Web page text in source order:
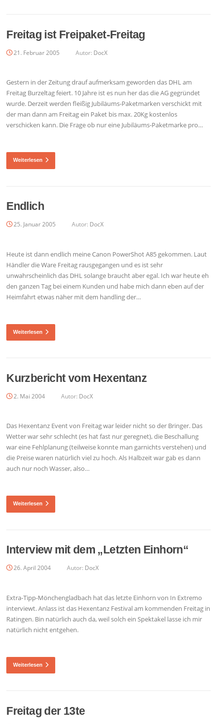
Freitag ist Freipaket-Freitag
21. Februar 2005 Autor: DocX
Gestern in der Zeitung drauf aufmerksam geworden das DHL am
Freitag Burzeltag feiert. 10 Jahre ist es nun her das die AG gegründet
wurde. Derzeit werden fleißig Jubiläums-Paketmarken verschickt mit
der man dann am Freitag ein Paket bis max. 20Kg kostenlos
verschicken kann. Die Frage ob nur eine Jubiläums-Paketmarke pro…
Weiterlesen
Endlich
25. Januar 2005 Autor: DocX
Heute ist dann endlich meine Canon PowerShot A85 gekommen. Laut
Händler die Ware Freitag rausgegangen und es ist sehr
unwahrscheinlich das DHL solange braucht aber egal. Ich war heute eh
den ganzen Tag bei einem Kunden und habe mich dann eben auf der
Heimfahrt etwas näher mit dem handling der…
Weiterlesen
Kurzbericht vom Hexentanz
2. Mai 2004 Autor: DocX
Das Hexentanz Event von Freitag war leider nicht so der Bringer. Das
Wetter war sehr schlecht (es hat fast nur geregnet), die Beschallung
war eine Fehlplanung (teilweise konnte man garnichts verstehen) und
die Preise waren natürlich viel zu hoch. Als Halbzeit war gab es dann
auch nur noch Wasser, also…
Weiterlesen
Interview mit dem „Letzten Einhorn“
26. April 2004 Autor: DocX
Extra-Tipp-Mönchengladbach hat das letzte Einhorn von In Extremo
interviewt. Anlass ist das Hexentanz Festival am kommenden Freitag in
Ratingen. Bin natürlich auch da, weil solch ein Spektakel lasse ich mir
natürlich nicht entgehen.
Weiterlesen
Freitag der 13te